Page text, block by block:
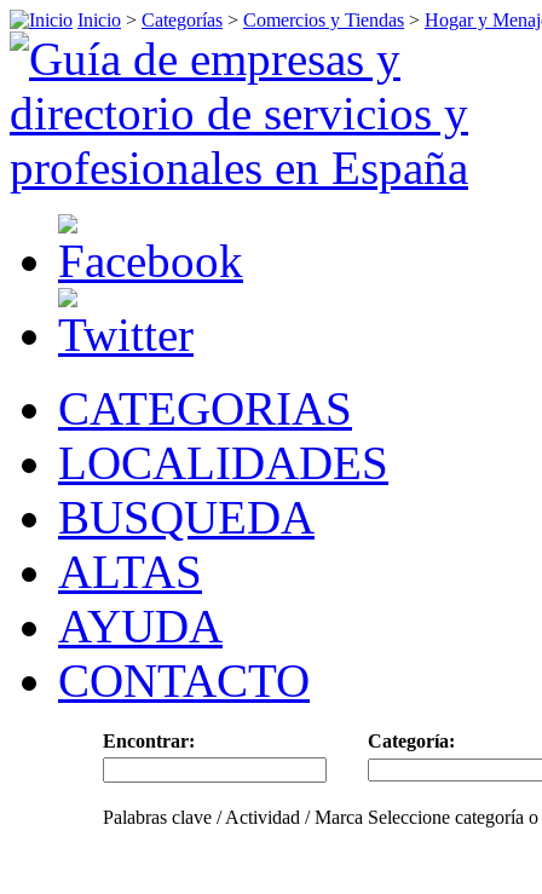
Inicio > Categorías > Comercios y Tiendas > Hogar y
CATEGORIAS
LOCALIDADES
BUSQUEDA
ALTAS
AYUDA
CONTACTO
Encontrar: Categoría:
Palabras clave / Actividad / Marca Seleccione categoría